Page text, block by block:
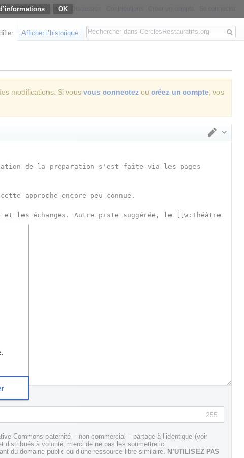
modifications. Si vous vous connectez ou créez un compte, vos
255
Commons paternité – non commercial – partage à l’identique (voir
distribués à volonté, merci de ne pas les soumettre ici.
du domaine public ou d’une ressource libre similaire. N’UTILISEZ PAS
Non connecté
Afficher l’historique
Rechercher